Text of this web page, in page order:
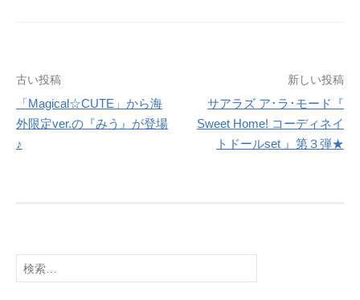
投
稿
ナ
シ
ョ
古い投稿
「Magical☆CUTE」から海
外限定ver.の『みう』が登場
♪
新しい投稿
サアラズ ア･ラ･モード『
Sweet Home! コーディネイ
トドールset 』第３弾★
検
索: